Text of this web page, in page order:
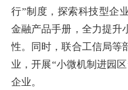
行”制度，探索科技型企
金融产品手册，全力提升
性。同时，联合工信局等
业，开展“小微机制进园
企业。